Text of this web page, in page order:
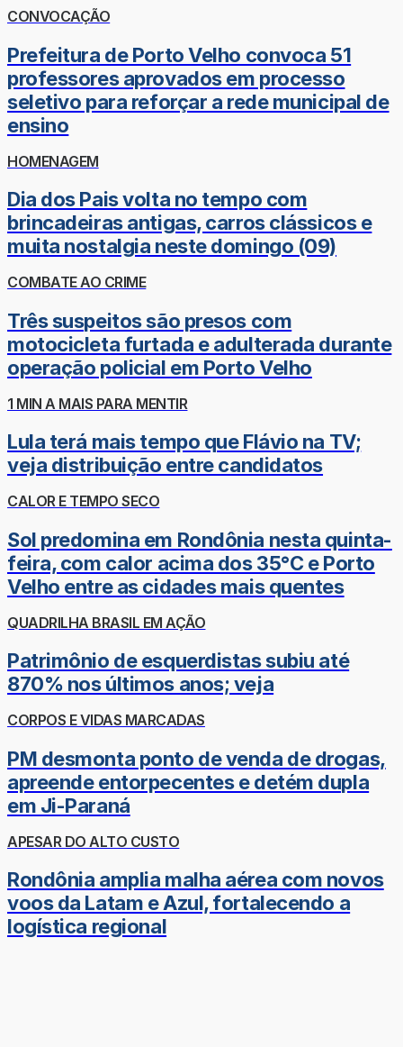
CONVOCAÇÃO
Prefeitura de Porto Velho convoca 51
professores aprovados em processo
seletivo para reforçar a rede municipal de
ensino
HOMENAGEM
Dia dos Pais volta no tempo com
brincadeiras antigas, carros clássicos e
muita nostalgia neste domingo (09)
COMBATE AO CRIME
Três suspeitos são presos com
motocicleta furtada e adulterada durante
operação policial em Porto Velho
1 MIN A MAIS PARA MENTIR
Lula terá mais tempo que Flávio na TV;
veja distribuição entre candidatos
CALOR E TEMPO SECO
Sol predomina em Rondônia nesta quinta-
feira, com calor acima dos 35°C e Porto
Velho entre as cidades mais quentes
QUADRILHA BRASIL EM AÇÃO
Patrimônio de esquerdistas subiu até
870% nos últimos anos; veja
CORPOS E VIDAS MARCADAS
PM desmonta ponto de venda de drogas,
apreende entorpecentes e detém dupla
em Ji-Paraná
APESAR DO ALTO CUSTO
Rondônia amplia malha aérea com novos
voos da Latam e Azul, fortalecendo a
logística regional